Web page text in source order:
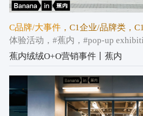
C品牌/大事件，C1企业/品牌类，
体验活动 ，#蕉内 ，#pop-up
蕉内绒绒O+O营销事件丨蕉内